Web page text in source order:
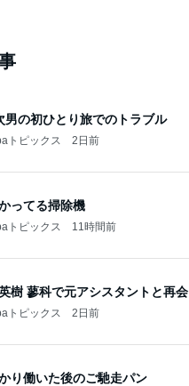
男の初ひとり旅でのトラブル
トピックス 2日前
ってる掃除機
トピックス 11時間前
樹 蓼科で元アシスタントと再会
トピックス 2日前
り働いた後のご馳走パン